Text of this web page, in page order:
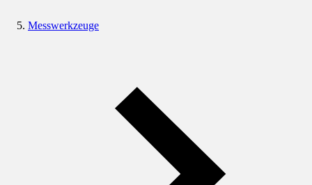
Messwerkzeuge